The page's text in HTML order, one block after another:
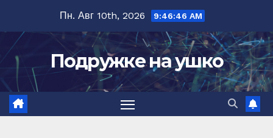
содержимому
Пн. Авг 10th, 2026 9:46:47 AM
Подружке на ушко